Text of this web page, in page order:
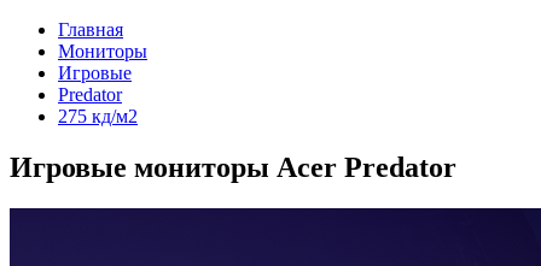
Главная
Мониторы
Игровые
Predator
275 кд/м2
Игровые мониторы Acer Predator